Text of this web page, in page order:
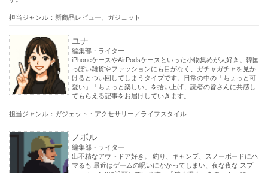
担当ジャンル：新商品レビュー、ガジェット
ユナ
編集部・ライター
iPhoneケースやAirPodsケースといった小物集めが大好き。韓国
っぽい雑貨やファッションにも目がなく、ガチャガチャを見か
けるとつい回してしまうタイプです。日常の中の「ちょっと可
愛い」「ちょっと楽しい」を拾い上げ、読者の皆さんに共感し
てもらえる記事をお届けしていきます。
担当ジャンル：ガジェット・アクセサリー／ライフスタイル
ノボル
編集部・ライター
出不精なアウトドア好き。 釣り、キャンプ、スノーボードにハ
マるも 最近はゲームの呪いにかかってしまい、夜な夜な スプ